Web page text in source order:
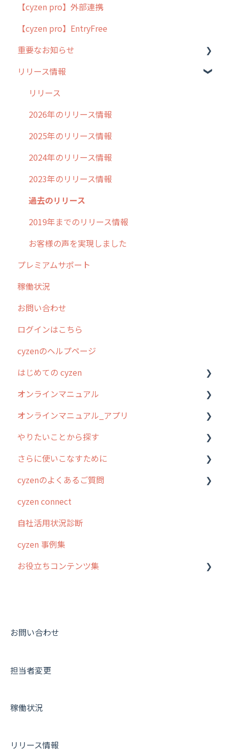
用語集
よくある質問
ポスティング
ラウンダー
メンテナンス
外廻り営業
清掃
不動産
【cyzen pro】外部連携
【cyzen pro】EntryFree
重要なお知らせ
過去の重要なお知らせ
障害情報
リリース情報
リリース
2026年のリリース情報
2025年のリリース情報
2024年のリリース情報
2023年のリリース情報
過去のリリース
2019年までのリリース情報
お客様の声を実現しました
プレミアムサポート
稼働状況
お問い合わせ
ログインはこちら
cyzenのヘルプページ
はじめての cyzen
0. はじめてのcyzenの使い方
1. cyzenについて知ろう
2. 主要機能の概要
3. cyzenの位置情報取得について
4. cyzen利用前の準備：システム管理者編
5. 基本的な使い方：システム管理者編
6. 基本的な使い方：ユーザー編
7. 初心者向けよくある質問集
8. 用語集
【業界業種別】cyzen設定方法
オンラインマニュアル
管理サイトの使い始め
ユーザー・グループ管理
行動管理
予定管理
スポット
ステータス・主観
報告書・行動種別
勤怠管理
帳票出力
商品
オンラインマニュアル_アプリ
アプリの使い始め
ホーム画面
スポット
報告閲覧
予定
日報
履歴
パフォーマンス
お知らせ
やりたいことから探す
行動管理
勤怠管理
予定管理
スポット
ステータス・主観
報告書・行動種別
活動通知
商品
さらに使いこなすために
はじめに
スポット・ステータス関連オプション
交通費自動計算
安全走行支援
写真管理・高画質化
その他オプション
契約・その他
cyzenのよくあるご質問
ログインについて
グループ・ユーザーについて
GPS・位置情報 について
ルート自動記録 について
報告書について
メンバー画面について
cyzen connect
自社活用状況診断
cyzen 事例集
お役立ちコンテンツ集
動画集：共通
お問い合わせ
担当者変更
稼働状況
リリース情報